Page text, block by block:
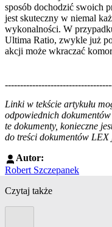
sposób dochodzić swoich
jest skuteczny w niemal
wykonalności. W
Ultima Ratio, zwykle już
akcji może wkraczać
Linki w tekście artykułu
odpowiednich
te dokumenty, konieczne
do treści dokumentów LEX
Autor:
Robert Szczepanek
Czytaj także